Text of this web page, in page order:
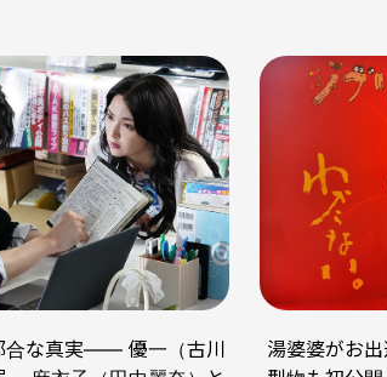
合な真実―― 優一（古川
湯婆婆がお